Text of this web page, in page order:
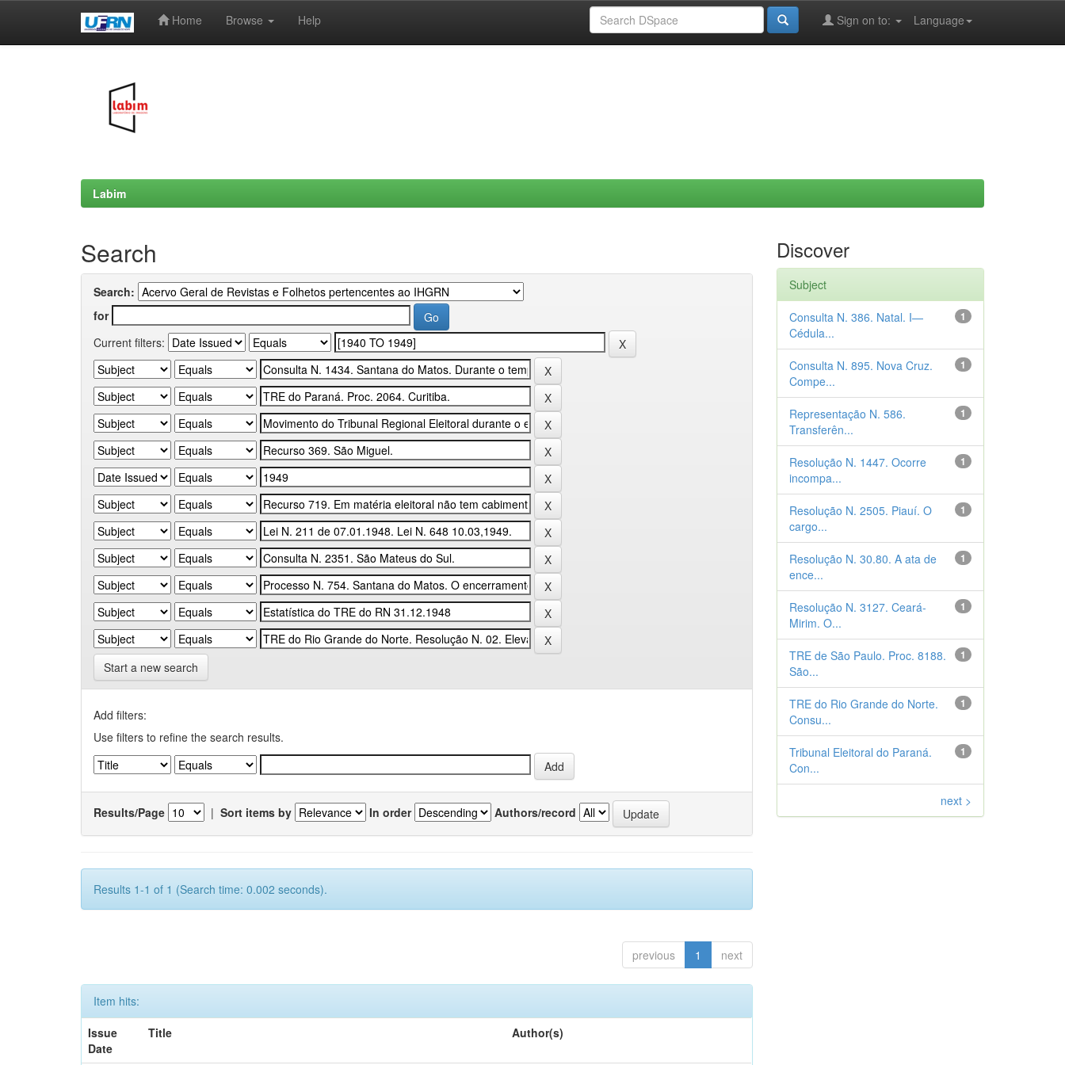
Home Browse Help Language
Sign on to:
Labim
Search
Search:
for
Current filters:
Start a new search
Add filters:
Use filters to refine the search results.
Results/Page | Sort items by In order Authors/record
Results 1-1 of 1 (Search time: 0.002 seconds).
previous 1 next
Item hits:
Issue
Date
Title Author(s)
Discover
Subject
1
Consulta N. 386. Natal. I—
Cédula...
1
Consulta N. 895. Nova Cruz.
Compe...
1
Representação N. 586.
Transferên...
1
Resolução N. 1447. Ocorre
incompa...
1
Resolução N. 2505. Piauí. O
cargo...
1
Resolução N. 30.80. A ata de
ence...
1
Resolução N. 3127. Ceará-
Mirim. O...
1
TRE de São Paulo. Proc. 8188.
São...
1
TRE do Rio Grande do Norte.
Consu...
1
Tribunal Eleitoral do Paraná.
Con...
next >